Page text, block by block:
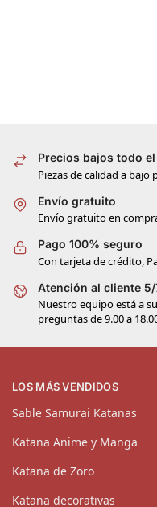
Precios bajos todo el
Piezas de calidad a bajo
Envío gratuito
Envío gratuito en
Pago 100% seguro
Con tarjeta de crédito,
Atención al cliente 5/
Nuestro equipo está a
preguntas de 9.00 a
LOS MÁS VENDIDOS
Sable Samurai Katanas
Katana Anime y Manga
Katana de Zoro
Katana decorativas